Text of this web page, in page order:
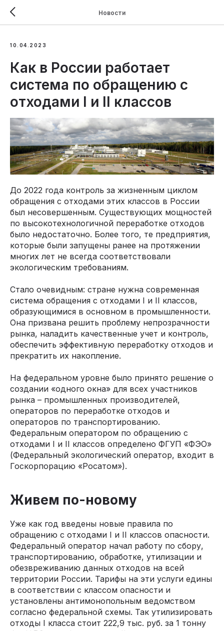
Новости
10.04.2023
Как в России работает
система по обращению с
отходами I и II классов
До 2022 года контроль за жизненным циклом
обращения с отходами этих классов в России
был несовершенным. Существующих мощностей
по высокотехнологичной переработке отходов
было недостаточно. Более того, те предприятия,
которые были запущены ранее на протяжении
многих лет не всегда соответствовали
экологическим требованиям.
Стало очевидным: стране нужна современная
система обращения с отходами I и II классов,
образующимися в основном в промышленности.
Она призвана решить проблему непрозрачности
рынка, наладить качественные учет и контроль,
обеспечить эффективную переработку отходов и
прекратить их накопление.
На федеральном уровне было принято решение о
создании «одного окна» для всех участников
рынка – промышленных производителей,
операторов по переработке отходов и
операторов по транспортированию.
Федеральным оператором по обращению с
отходами I и II классов определено ФГУП «ФЭО»
(Федеральный экологический оператор, входит в
Госкорпорацию «Росатом»).
Живем по-новому
Уже как год введены новые правила по
обращению с отходами I и II классов опасности.
Федеральный оператор начал работу по сбору,
транспортированию, обработке, утилизации и
обезвреживанию данных отходов на всей
территории России. Тарифы на эти услуги едины
в соответствии с классом опасности и
установлены антимонопольным ведомством
согласно федеральной схемы. Так утилизировать
отходы I класса стоит 222,9 тыс. руб. за 1 тонну